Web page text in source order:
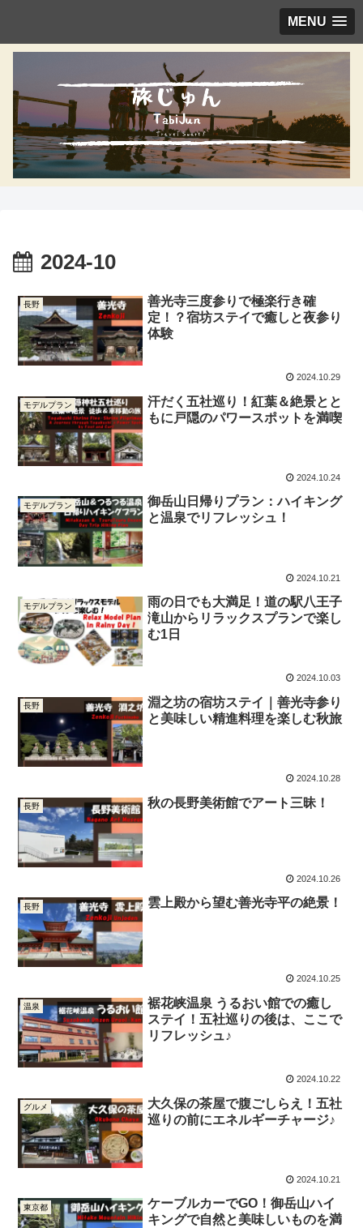
MENU
2024-10
長野
善光寺三度参りで極楽行き確
定！？宿坊ステイで癒しと夜参り
体験
2024.10.29
モデルプラン
汗だく五社巡り！紅葉＆絶景とと
もに戸隠のパワースポットを満喫
2024.10.24
モデルプラン
御岳山日帰りプラン：ハイキング
と温泉でリフレッシュ！
2024.10.21
モデルプラン
雨の日でも大満足！道の駅八王子
滝山からリラックスプランで楽し
む1日
2024.10.03
長野
淵之坊の宿坊ステイ｜善光寺参り
と美味しい精進料理を楽しむ秋旅
2024.10.28
長野 秋の長野美術館でアート三昧！
2024.10.26
長野 雲上殿から望む善光寺平の絶景！
2024.10.25
温泉
裾花峡温泉 うるおい館での癒し
ステイ！五社巡りの後は、ここで
リフレッシュ♪
2024.10.22
グルメ
大久保の茶屋で腹ごしらえ！五社
巡りの前にエネルギーチャージ♪
2024.10.21
東京都
ケーブルカーでGO！御岳山ハイ
キングで自然と美味しいものを満